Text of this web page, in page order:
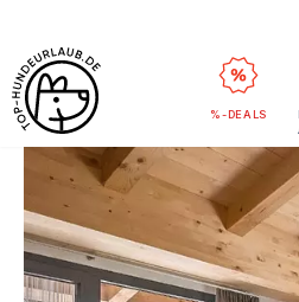
%-DEALS